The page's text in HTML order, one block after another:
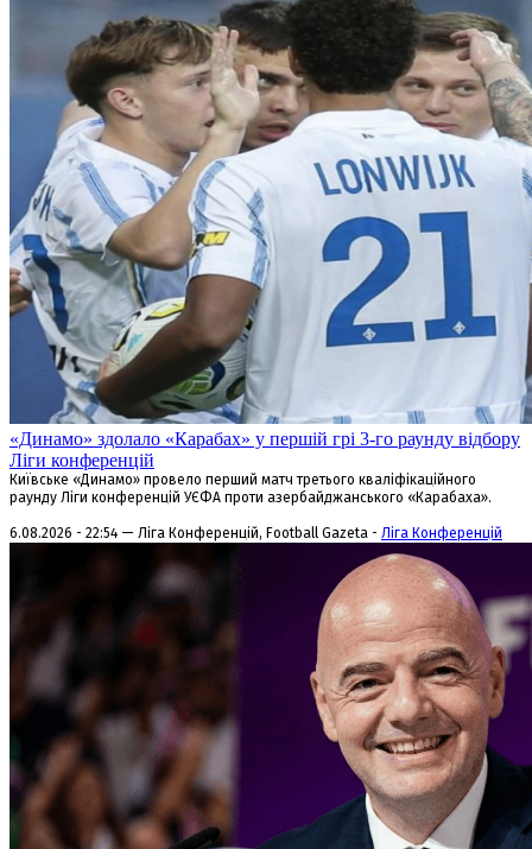
«Динамо» здолало «Карабах» у першій грі 3-го раунду відбору
Ліги конференцій
Київське «Динамо» провело перший матч третього кваліфікаційного
раунду Ліги конференцій УЄФА проти азербайджанського «Карабаха».
6.08.2026 - 22:54 — Ліга Конференцій, Football Gazeta - Ліга Конференцій